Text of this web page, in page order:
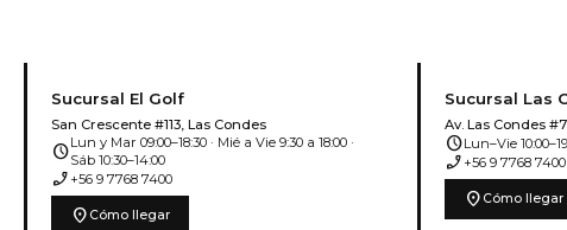
Sucursal El Golf
San Crescente #113, Las Condes
scheduleLun y Mar 09:00–18:30 · Mié a Vie 9:30 a 18:00 ·
Sáb 10:30–14:00
phone_enabled +56 9 7768 7400
location_on Cómo llegar
Sucursal Las
Av. Las Condes
scheduleLun–Vie
phone_enabled +56 9 7768 7400
location_on Cómo llegar